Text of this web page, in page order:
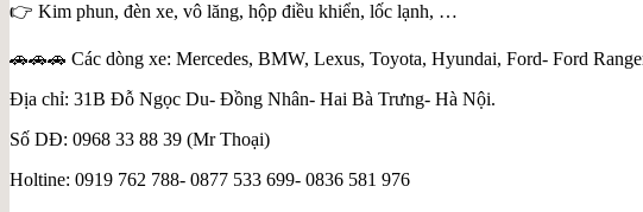
👉 Kim phun, đèn xe, vô lăng, hộp điều khiển, lốc lạnh, …
🚗🚗🚗 Các dòng xe: Mercedes, BMW, Lexus, Toyota, Hyundai, Ford- Ford
Địa chỉ: 31B Đỗ Ngọc Du- Đồng Nhân- Hai Bà Trưng- Hà Nội.
Số DĐ: 0968 33 88 39 (Mr Thoại)
Holtine: 0919 762 788- 0877 533 699- 0836 581 976